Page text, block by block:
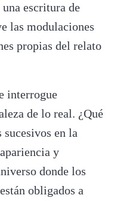
escritura de
las modulaciones
propias del relato
interrogue
de lo real. ¿Qué
sucesivos en la
y
donde los
obligados a